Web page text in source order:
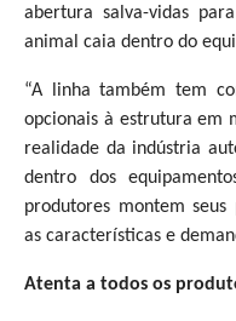
abertura salva-vidas
animal caia dentro do
“A linha também tem
opcionais à estrutura em
realidade da indústria
dentro dos
produtores montem seus
as características e
Atenta a todos os